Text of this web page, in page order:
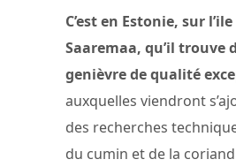
C’est en Estonie, sur
Saaremaa, qu’il trouve
genièvre de qualité
auxquelles viendront
des recherches
du cumin et de la